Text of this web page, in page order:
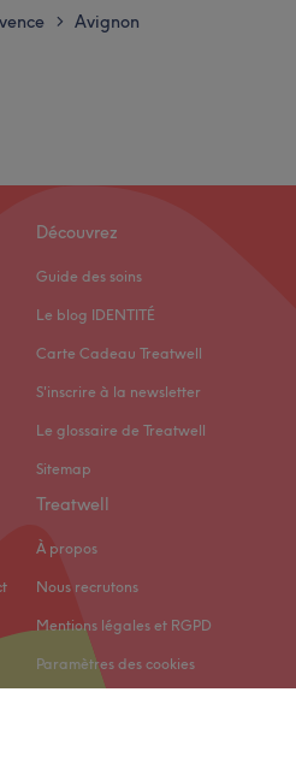
> Avignon
Découvrez
Guide des soins
Le blog IDENTITÉ
Carte Cadeau Treatwell
S'inscrire à la newsletter
Le glossaire de Treatwell
Sitemap
Treatwell
À propos
Nous recrutons
Mentions légales et RGPD
Paramètres des cookies